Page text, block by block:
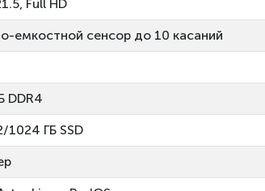
Full HD
емкостной сенсор до 10 касаний
DDR4
ГБ SSD